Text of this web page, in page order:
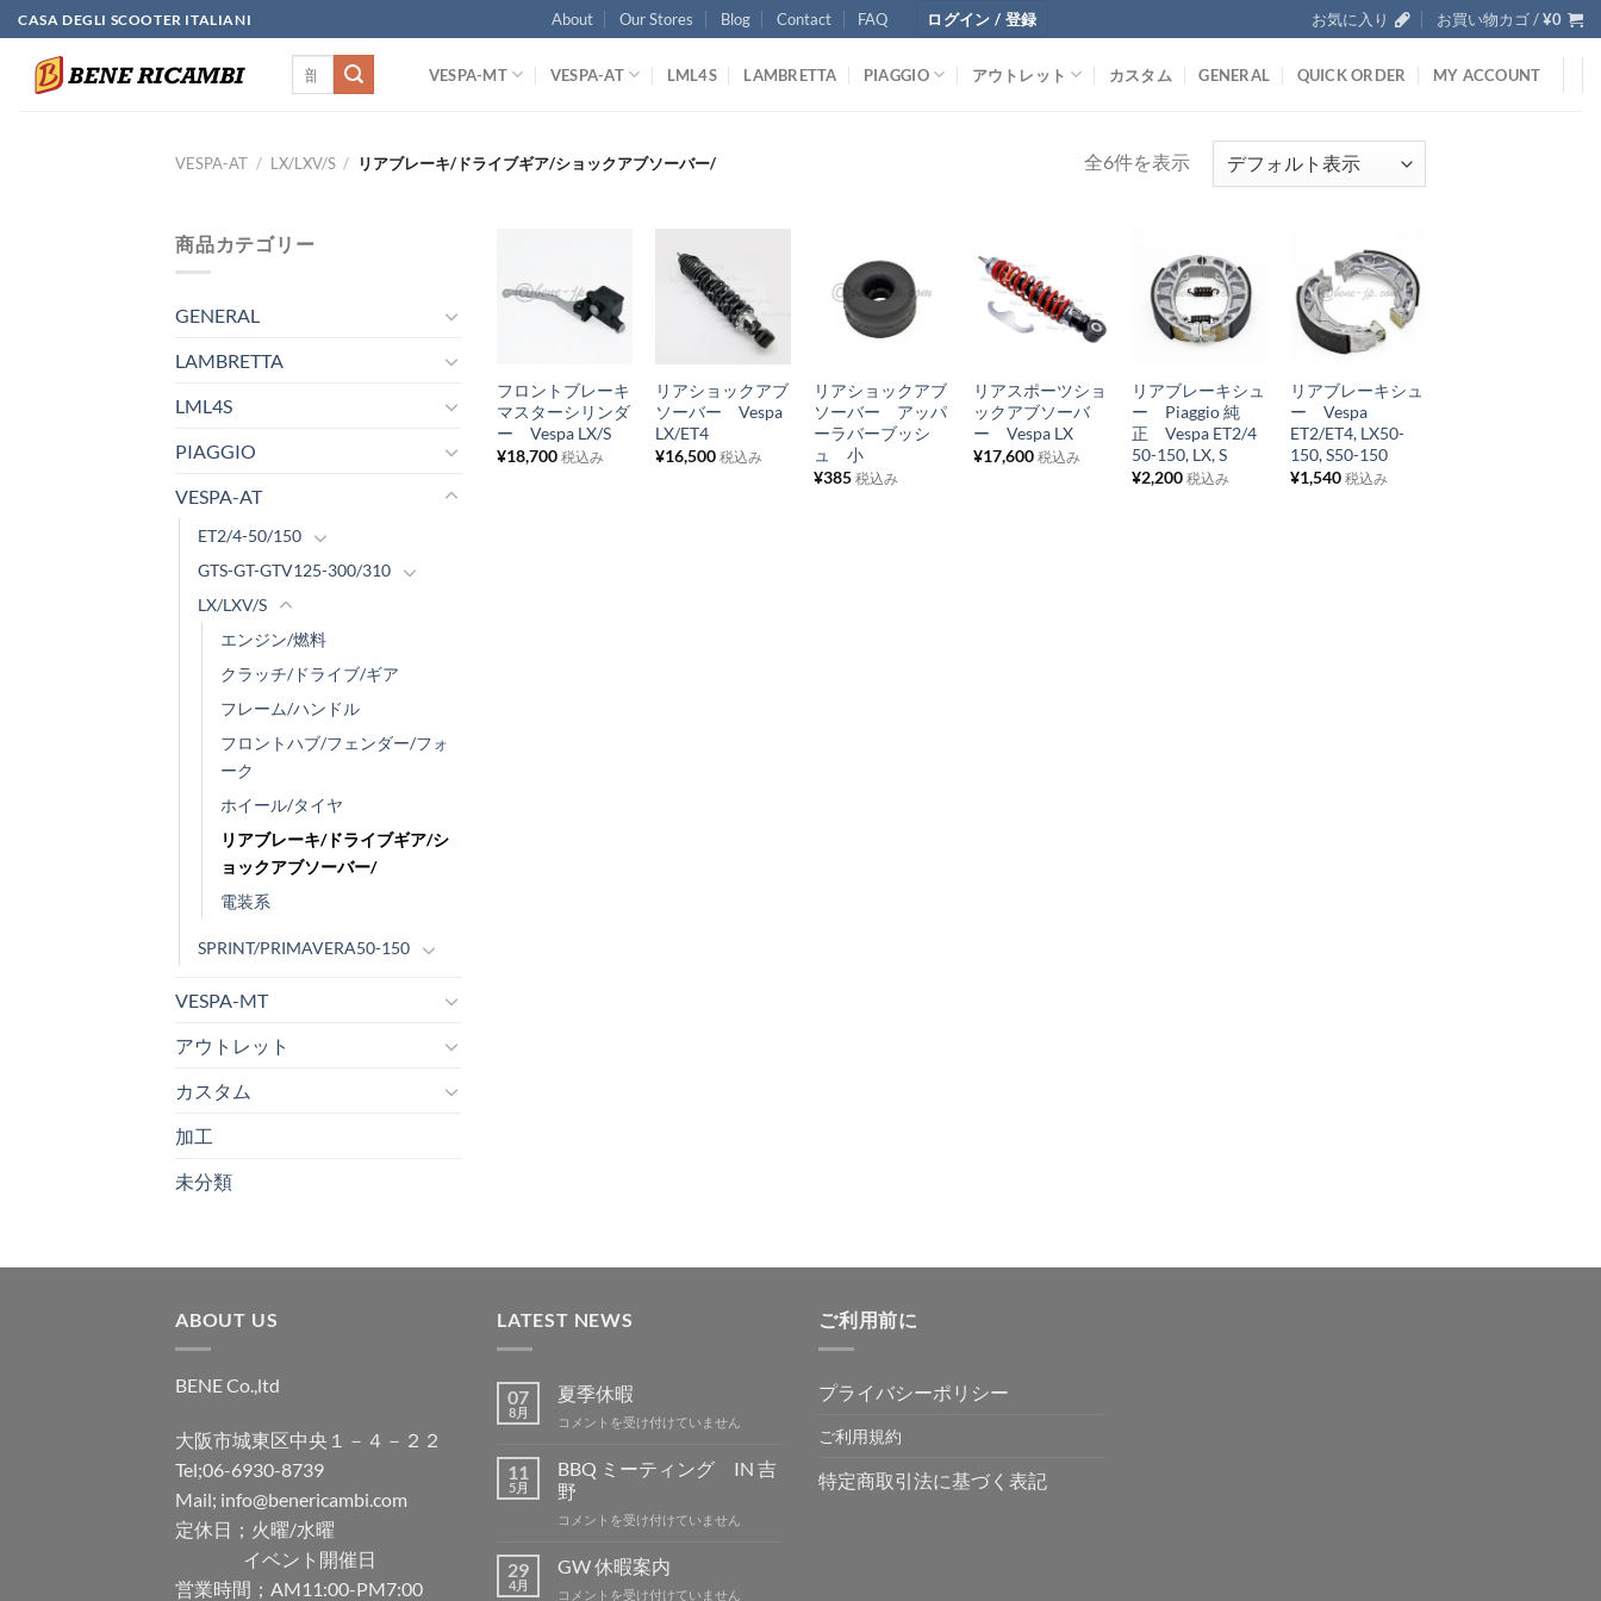
Skip
to
content
CASA DEGLI SCOOTER ITALIANI About Our Stores Blog Contact FAQ ログイン / 登録 お気に入り お買い物カゴ /¥0
VESPA-MT VESPA-AT LML4S LAMBRETTA PIAGGIO アウトレット カスタム GENERAL QUICK ORDER MY ACCOUNT
VESPA-AT / LX/LXV/S / リアブレーキ/ドライブギア/ショックアブソーバー/ 全6件を表示
商品カテゴリー
GENERAL
LAMBRETTA
LML4S
PIAGGIO
VESPA-AT
ET2/4-50/150
GTS-GT-GTV125-300/310
LX/LXV/S
エンジン/燃料
クラッチ/ドライブ/ギア
フレーム/ハンドル
フロントハブ/フェンダー/フォ
ーク
ホイール/タイヤ
リアブレーキ/ドライブギア/シ
ョックアブソーバー/
電装系
SPRINT/PRIMAVERA50-150
VESPA-MT
アウトレット
カスタム
加工
未分類
お
入
り
リ
フロントブレーキ
マスターシリンダ
ー Vespa LX/S
¥18,700 税込み
お
気
入
リ
リアショックアブ
ソーバー Vespa
LX/ET4
¥16,500 税込み
お
気
入
り
ス
リアショックアブ
ソーバー アッパ
ーラバーブッシ
ュ 小
¥385 税込み
お
入
り
リ
リアスポーツショ
ックアブソーバ
ー Vespa LX
¥17,600 税込み
お
気
入
り
リ
ス
+
リアブレーキシュ
ー Piaggio 純
正 Vespa ET2/4
50-150, LX, S
¥2,200 税込み
お
気
入
り
リ
ス
+
リアブレーキシュ
ー Vespa
ET2/ET4, LX50-
150, S50-150
¥1,540 税込み
ABOUT US
BENE Co.,ltd
大阪市城東区中央１－４－２２
Tel;06-6930-8739
Mail; info@benericambi.com
定休日；火曜/水曜
イベント開催日
営業時間；AM11:00-PM7:00
LATEST NEWS
07
8月
夏季休暇
夏
休
暇
は
コメントを受け付けていません
11
5月
BBQ ミーティング IN 吉
野
BBQ
ー
テ
コメントを受け付けていません
29
4月
GW 休暇案内
GW
コメントを受け付けていません
ご利用前に
プライバシーポリシー
ご利用規約
特定商取引法に基づく表記